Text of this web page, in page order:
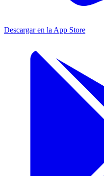
Descargar en la App Store